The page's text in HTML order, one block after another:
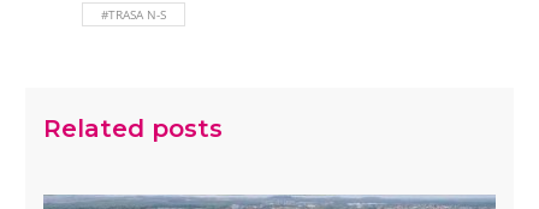
#TRASA N-S
Related posts